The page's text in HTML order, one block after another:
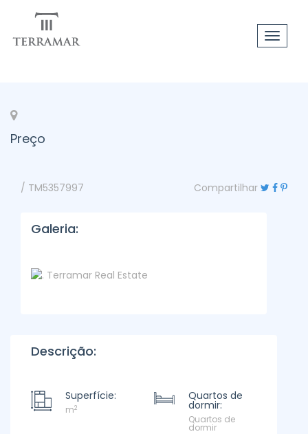
Toggle
Preço
/ TM5357997 Compartilhar
Galeria:
Descrição:
Superfície:
m2
Quartos de
dormir:
Quartos de
dormir